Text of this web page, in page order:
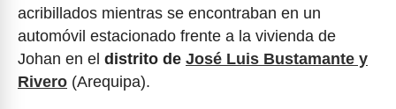
acribillados mientras se encontraban en un
automóvil estacionado frente a la vivienda de
Johan en el distrito de José Luis Bustamante y
Rivero (Arequipa).